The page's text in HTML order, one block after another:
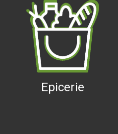
Epicerie